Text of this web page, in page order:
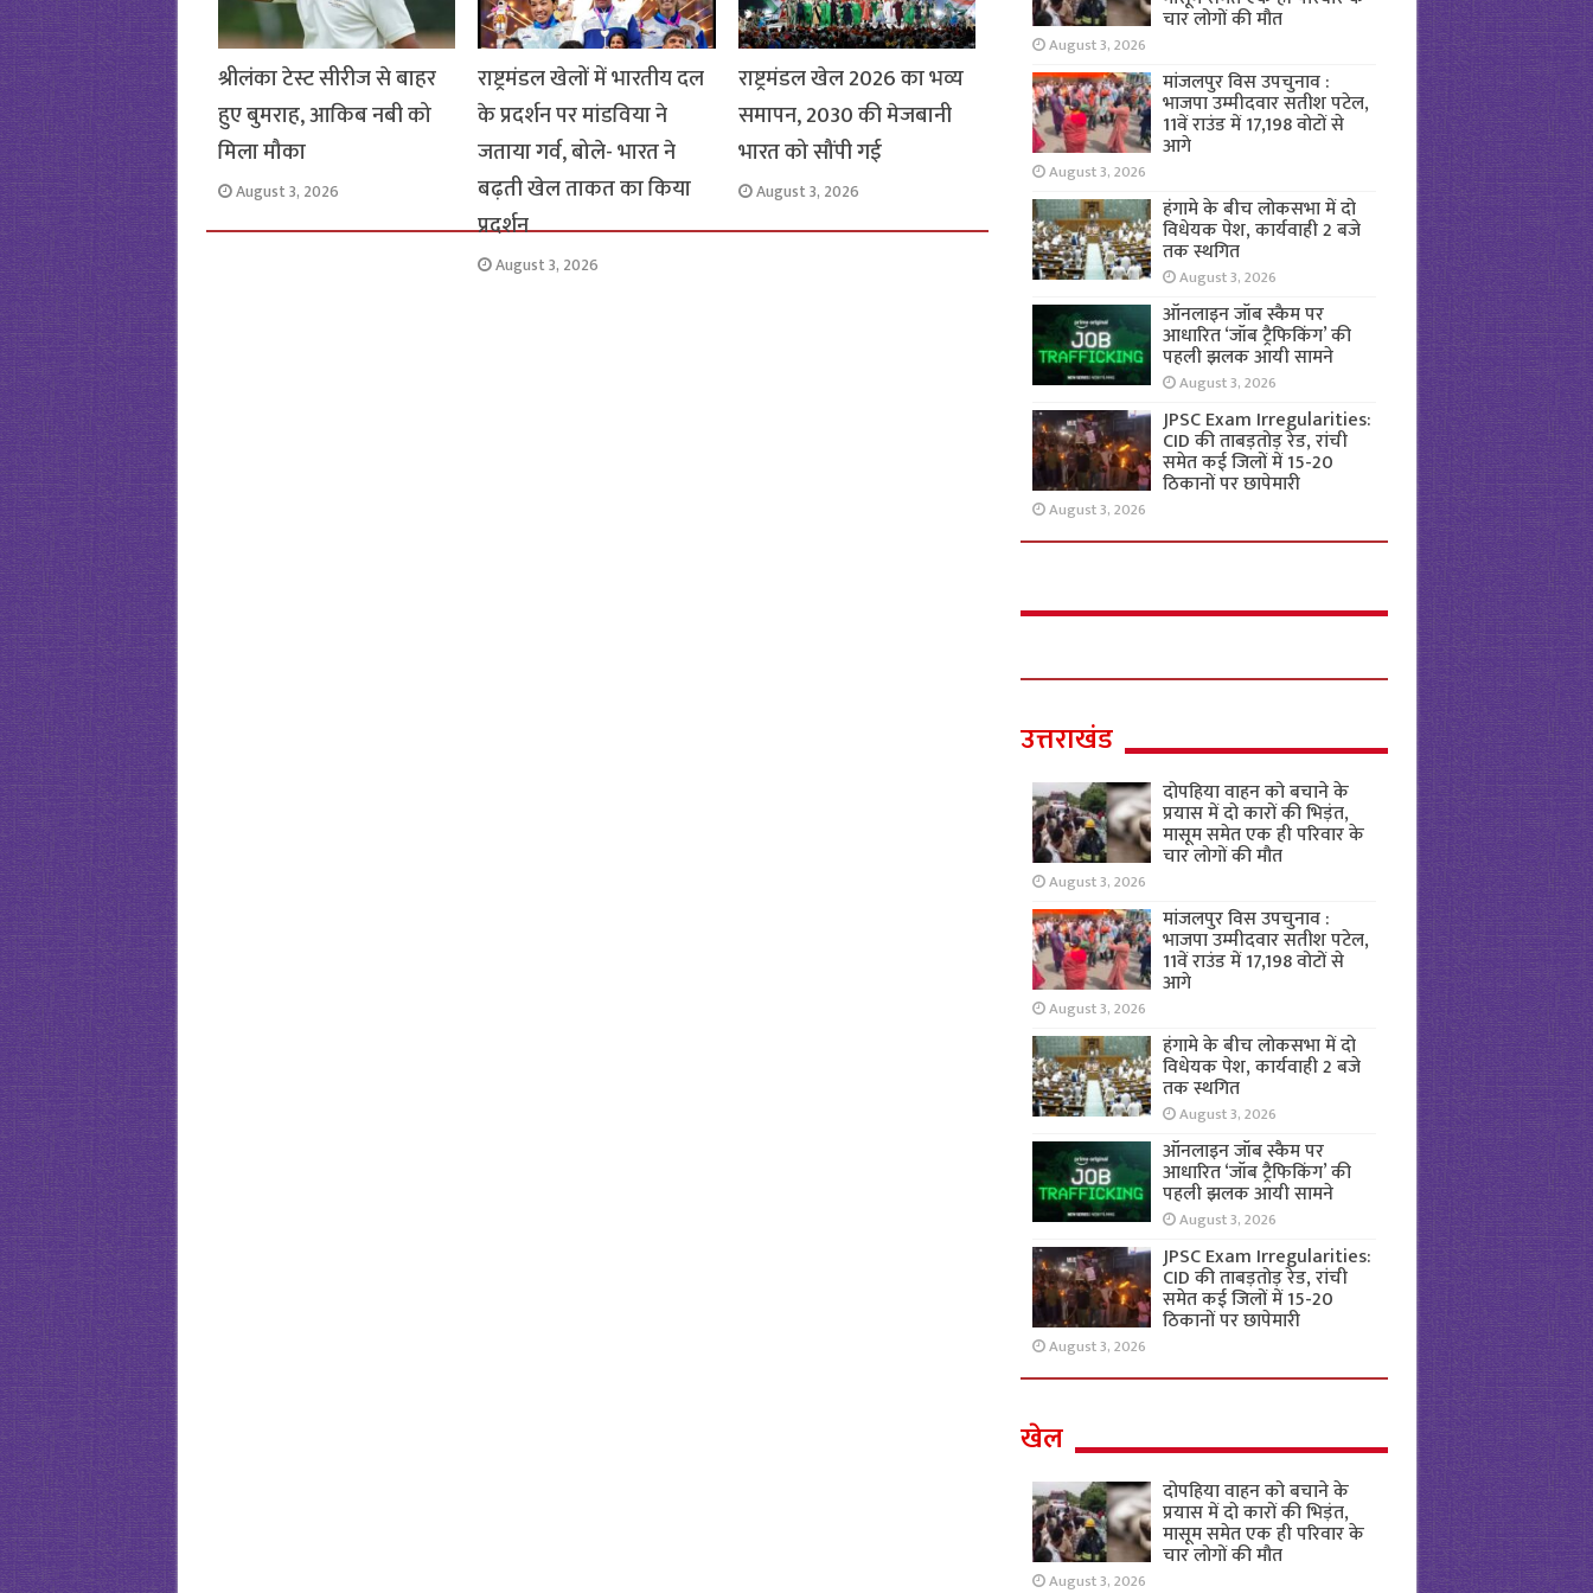
श्रीलंका टेस्ट सीरीज से बाहर
हुए बुमराह, आकिब नबी को
मिला मौका
August 3, 2026
राष्ट्रमंडल खेलों में भारतीय दल
के प्रदर्शन पर मांडविया ने
जताया गर्व, बोले- भारत ने
बढ़ती खेल ताकत का किया
प्रदर्शन
August 3, 2026
राष्ट्रमंडल खेल 2026 का भव्य
समापन, 2030 की मेजबानी
भारत को सौंपी गई
August 3, 2026
चार लोगों की मौत
August 3, 2026
मांजलपुर विस उपचुनाव :
भाजपा उम्मीदवार सतीश पटेल,
11वें राउंड में 17,198 वोटों से
आगे
August 3, 2026
हंगामे के बीच लोकसभा में दो
विधेयक पेश, कार्यवाही 2 बजे
तक स्थगित
August 3, 2026
ऑनलाइन जॉब स्कैम पर
आधारित ‘जॉब ट्रैफिकिंग’ की
पहली झलक आयी सामने
August 3, 2026
JPSC Exam Irregularities:
CID की ताबड़तोड़ रेड, रांची
समेत कई जिलों में 15-20
ठिकानों पर छापेमारी
August 3, 2026
उत्तराखंड
दोपहिया वाहन को बचाने के
प्रयास में दो कारों की भिड़ंत,
मासूम समेत एक ही परिवार के
चार लोगों की मौत
August 3, 2026
मांजलपुर विस उपचुनाव :
भाजपा उम्मीदवार सतीश पटेल,
11वें राउंड में 17,198 वोटों से
आगे
August 3, 2026
हंगामे के बीच लोकसभा में दो
विधेयक पेश, कार्यवाही 2 बजे
तक स्थगित
August 3, 2026
ऑनलाइन जॉब स्कैम पर
आधारित ‘जॉब ट्रैफिकिंग’ की
पहली झलक आयी सामने
August 3, 2026
JPSC Exam Irregularities:
CID की ताबड़तोड़ रेड, रांची
समेत कई जिलों में 15-20
ठिकानों पर छापेमारी
August 3, 2026
खेल
दोपहिया वाहन को बचाने के
प्रयास में दो कारों की भिड़ंत,
मासूम समेत एक ही परिवार के
चार लोगों की मौत
August 3, 2026